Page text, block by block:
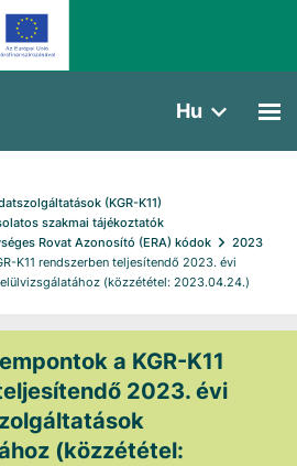
Hu
(KGR-K11)
szakmai tájékoztatók
Rovat Azonosító (ERA) kódok
2023
K11 rendszerben teljesítendő 2023. évi
(közzététel: 2023.04.24.)
a KGR-K11
2023. évi
(közzététel: